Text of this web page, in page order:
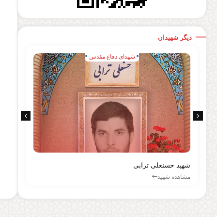
دیگر شهیدان
شهدای دفاع مقدس
شهید حسنعلی ترابی
مشاهده شهید